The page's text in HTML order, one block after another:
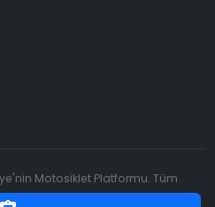
Motosiklet Platformu. Tüm